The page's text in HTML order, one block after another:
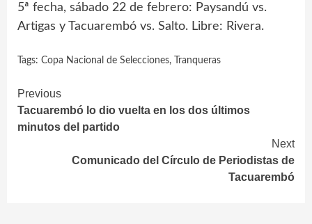
5ª fecha, sábado 22 de febrero: Paysandú vs.
Artigas y Tacuarembó vs. Salto. Libre: Rivera.
Tags: Copa Nacional de Selecciones, Tranqueras
Continue
Reading
Previous
Tacuarembó lo dio vuelta en los dos últimos
minutos del partido
Next
Comunicado del Círculo de Periodistas de
Tacuarembó